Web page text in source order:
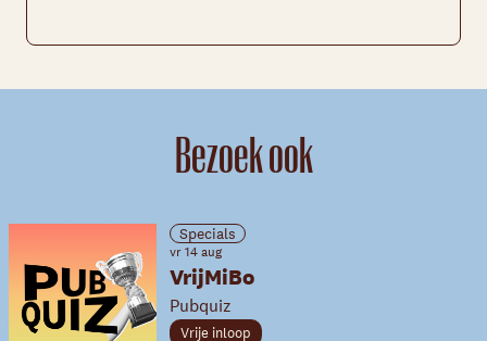
Bezoek ook
Specials
vr 14 aug
VrijMiBo
Pubquiz
Vrije inloop